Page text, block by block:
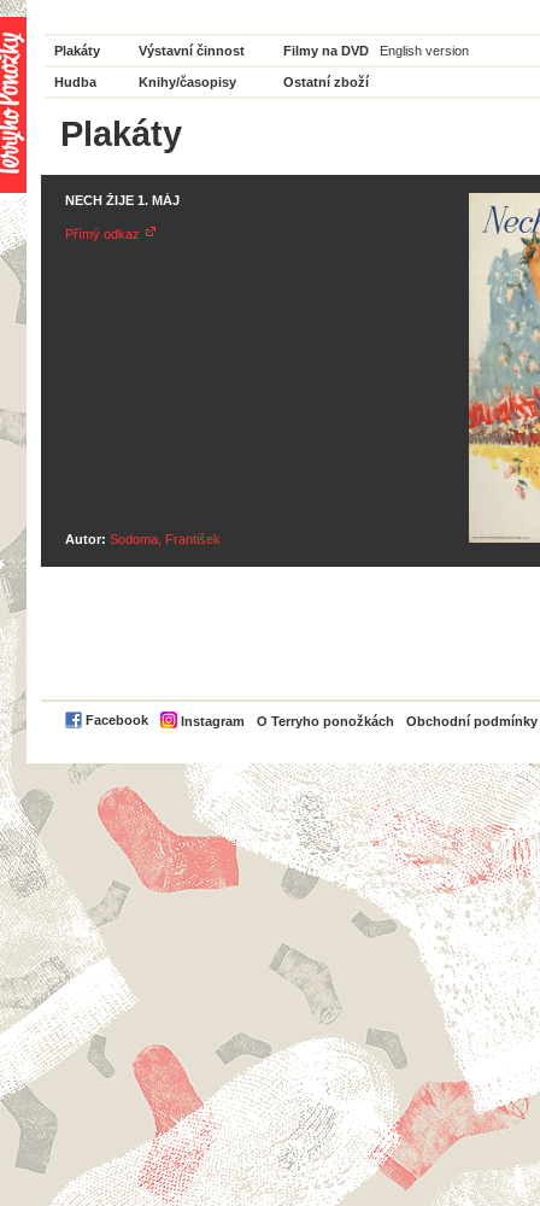
Plakáty Výstavní činnost Filmy na DVD English version
Hudba Knihy/časopisy Ostatní zboží
Plakáty
NECH ŽIJE 1. MÁJ
Přímý odkaz
Autor: Sodoma, František
Facebook Instagram O Terryho ponožkách Obchodní podmínky
PayPal